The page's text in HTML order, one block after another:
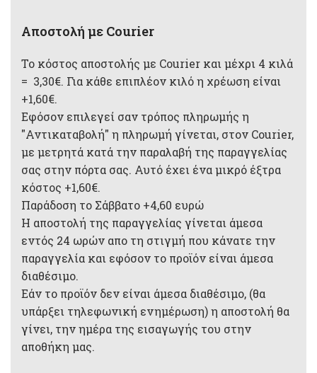
Αποστολή με Courier
Το κόστος αποστολής με Courier και μέχρι 4 κιλά
= 3,30€. Για κάθε επιπλέον κιλό η χρέωση είναι
+1,60€.
Εφόσον επιλεγεί σαν τρόπος πληρωμής η
"Αντικαταβολή" η πληρωμή γίνεται, στον Courier,
με μετρητά κατά την παραλαβή της παραγγελίας
σας στην πόρτα σας. Αυτό έχει ένα μικρό έξτρα
κόστος +1,60€.
Παράδοση το Σάββατο +4,60 ευρώ
Η αποστολή της παραγγελίας γίνεται άμεσα
εντός 24 ωρών απο τη στιγμή που κάνατε την
παραγγελία και εφόσον το προϊόν είναι άμεσα
διαθέσιμο.
Εάν το προϊόν δεν είναι άμεσα διαθέσιμο, (θα
υπάρξει τηλεφωνική ενημέρωση) η αποστολή θα
γίνει, την ημέρα της εισαγωγής του στην
αποθήκη μας.